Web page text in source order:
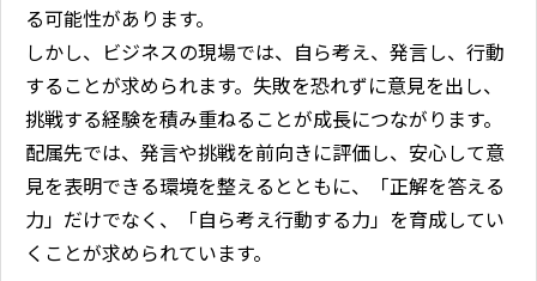
る可能性があります。
しかし、ビジネスの現場では、自ら考え、発言し、行動
することが求められます。失敗を恐れずに意見を出し、
挑戦する経験を積み重ねることが成長につながります。
配属先では、発言や挑戦を前向きに評価し、安心して意
見を表明できる環境を整えるとともに、「正解を答える
力」だけでなく、「自ら考え行動する力」を育成してい
くことが求められています。